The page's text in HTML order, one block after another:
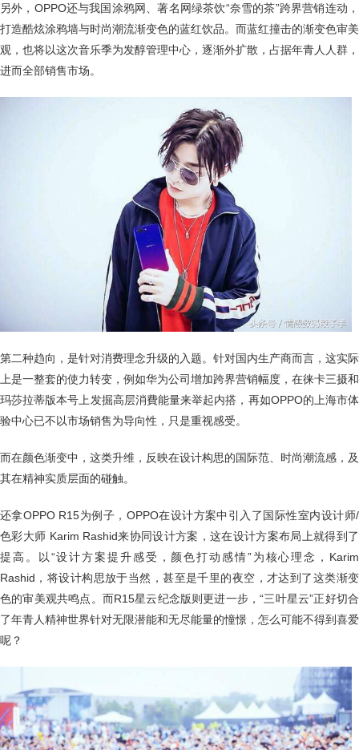
另外，OPPO还与我国涂鸦网、著名网绿茶饮“奈雪的茶”跨界营销连动，
打造酷炫涂鸦墙与时尚潮流渐变色的蓝红饮品。而蓝红撞击的渐变色审美
观，也将以这次音乐季为发醇管理中心，逐渐外扩散，占据年青人人群，
进而全部销售市场。
第二种趋向，是针对消费理念升级的入题。针对国内生产商而言，这实际
上是一整套的使力转变，例如华为公司增加跨界营销幅度，在徕卡三摄和
玛莎拉蒂版本号上发掘高层消費能量来举起内搭，再如OPPO的上海市体
验中心已不以市场销售为导向性，只是重视感受。
而在颜色渐变中，这类升维，反映在设计构思的国际范、时尚潮流感，及
其在精神实质层面的碰触。
还拿OPPO R15为例子，OPPO在设计方案中引入了国际性室内设计师/
色彩大师 Karim Rashid来协同设计方案，这在设计方案布局上就得到了
提高。以“设计方案提升感受，颜色打动感情”为核心理念，Karim
Rashid，将设计构思放于当然，甚至是千里的夜空，才达到了这类渐变
色的审美观共鸣点。而R15星云纪念版则更进一步，“三叶星云”正好切合
了年青人精神世界针对无限潜能和无尽能量的憧憬，怎么可能不得到喜爱
呢？